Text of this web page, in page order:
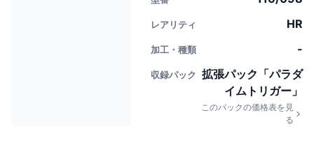
レアリティ HR
加工・種類 -
収録パック
拡張パック「パラダ
イムトリガー」
このパックの価格表を見
る